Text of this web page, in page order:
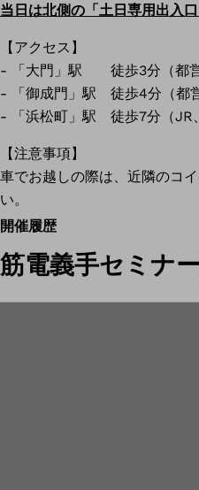
当日は北側の「土日専用出入
【アクセス】
- 「大門」駅 徒歩3分（都
- 「御成門」駅 徒歩4分（都
- 「浜松町」駅 徒歩7分（JR
【注意事項】
車でお越しの際は、近隣のコ
い。
開催履歴
筋電義手セミナ